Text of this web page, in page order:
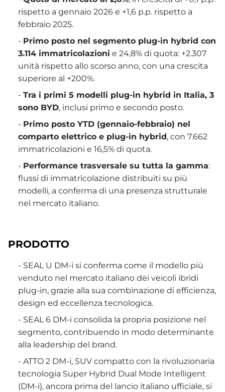
rispetto a gennaio 2026 e +1,6 p.p. rispetto a
febbraio 2025.
- Primo posto nel segmento plug-in hybrid con
3.114 immatricolazioni e 24,8% di quota: +2.307
unità rispetto allo scorso anno, con una crescita
superiore al +200%.
- Tra i primi 5 modelli plug-in hybrid in Italia, 3
sono BYD, inclusi primo e secondo posto.
- Primo posto YTD (gennaio-febbraio) nel
comparto elettrico e plug-in hybrid, con 7.662
immatricolazioni e 16,5% di quota.
- Performance trasversale su tutta la gamma:
flussi di immatricolazione distribuiti su più
modelli, a conferma di una presenza strutturale
nel mercato italiano.
PRODOTTO
- SEAL U DM-i si conferma come il modello più
venduto nel mercato italiano dei veicoli ibridi
plug-in, grazie alla sua combinazione di efficienza,
design ed eccellenza tecnologica.
- SEAL 6 DM-i consolida la propria posizione nel
segmento, contribuendo in modo determinante
alla leadership del brand.
- ATTO 2 DM-i, SUV compatto con la rivoluzionaria
tecnologia Super Hybrid Dual Mode Intelligent
(DM-i), ancora prima del lancio italiano ufficiale, si